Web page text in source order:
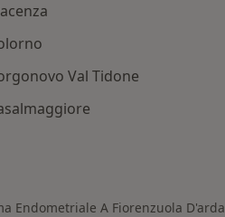
Val Tidone
Endometriale A Fiorenzuola D'arda